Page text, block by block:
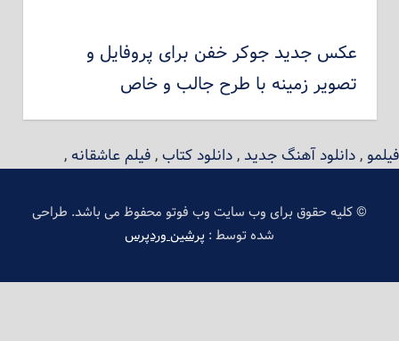
عکس جدید جوکر خفن برای پروفایل و
تصویر زمینه با طرح جالب و خاص
فیلمو ,دانلود آهنگ جدید ,دانلود کتاب,فیلم عاشقانه ,
© کلیه حقوق برای وب سایت وب فوتو محفوظ می باشد. طراحی
شده توسط : پرشین وردپرس